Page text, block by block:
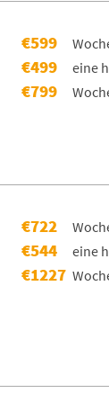
€599
€499 eine
€799
€722
€544 eine
€1227